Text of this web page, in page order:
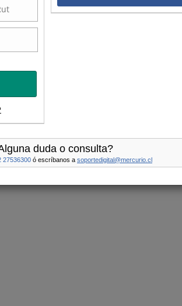
duda o consulta?
27536300 ó escríbanos a soportedigital@mercurio.cl